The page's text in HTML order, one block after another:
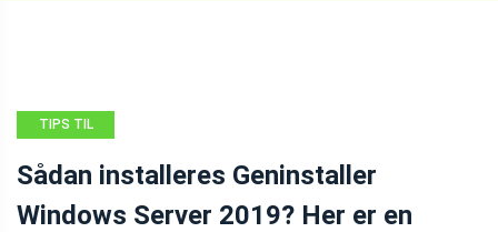
TIPS TIL
Sådan installeres Geninstaller
Windows Server 2019? Her er en